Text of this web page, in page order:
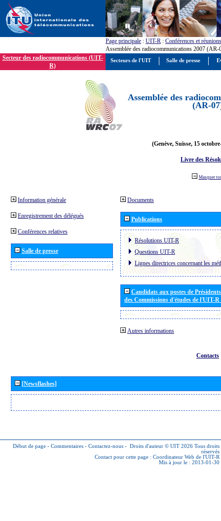
Page principale : UIT-R : Conférences et réunions
Assemblée des radiocommunications 2007 (AR-
Secteur des radiocommunications (UIT-
R)
Assemblée des
(AR-
(Genève, Suisse, 15
Livre des
Masquer
Information générale
Enregistrement des délégués
Conférences relatives
Salle de presse
Documents
Publications
Résolutions UIT-R
Questions UIT-R
Lignes directrices concernant les
Candidats aux postes de
des Commissions d'études de l'UIT-
Autres informations
Contacts
[Newsflashes]
Début de page - Commentaires - Contactez-nous - Droits d'auteur © UIT 2026 Tous droits
réservés
Contact pour cette page : Coordinateur Web de l'UIT-R
Mis à jour le : 2013-01-30
Secteurs de l'UIT Salle de presse